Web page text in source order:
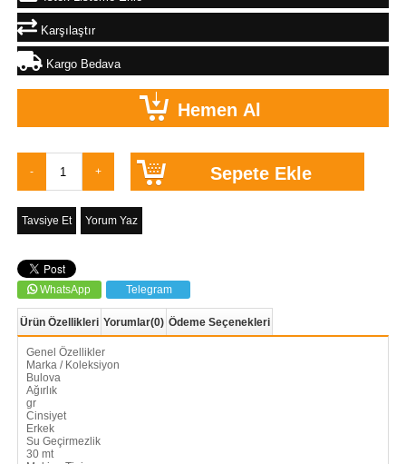
Karşılaştır
Kargo Bedava
Tavsiye Et Yorum Yaz
WhatsApp Telegram
Ürün Özellikleri Yorumlar(0) Ödeme Seçenekleri
Genel Özellikler
Marka / Koleksiyon
Bulova
Ağırlık
gr
Cinsiyet
Erkek
Su Geçirmezlik
30 mt